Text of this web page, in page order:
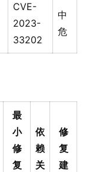
CVE-
2023-
33202
中
危
最
小
修
复
依
赖
关
修
复
建